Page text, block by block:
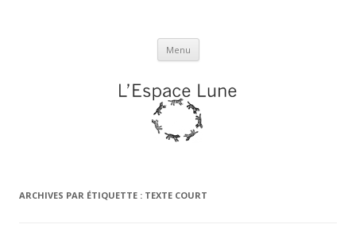
Menu Aller
contenu
ARCHIVES PAR ÉTIQUETTE : TEXTE COURT